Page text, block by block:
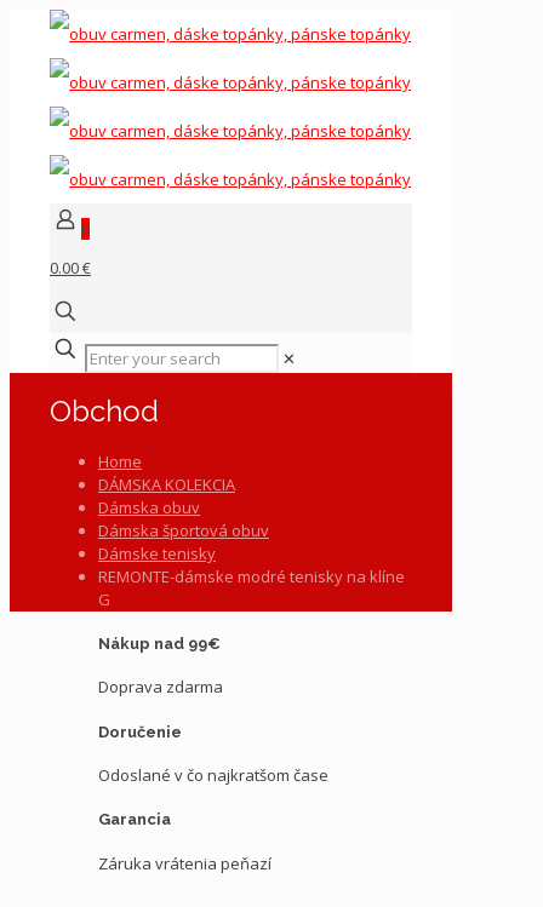
0
0.00 €
✕
Obchod
Home
DÁMSKA KOLEKCIA
Dámska obuv
Dámska športová obuv
Dámske tenisky
REMONTE-dámske modré tenisky na klíne
G
Nákup nad 99€
Doprava zdarma
Doručenie
Odoslané v čo najkratšom čase
Garancia
Záruka vrátenia peňazí